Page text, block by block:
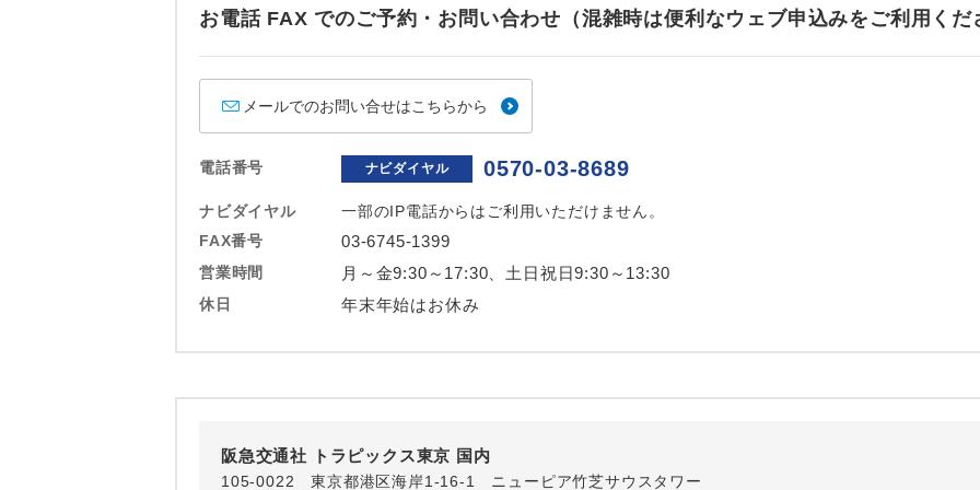
お電話 FAX でのご予約・お問い合わせ（混雑時は便利なウェブ申込みをご利用くだ
メールでのお問い合せはこちらから
電話番号 ナビダイヤル 0570-03-8689
ナビダイヤル
一部のIP電話からはご利用いただけません。
FAX番号
03-6745-1399
営業時間 月～金9:30～17:30、土日祝日9:30～13:30
休日 年末年始はお休み
阪急交通社 トラピックス東京 国内
105-0022 東京都港区海岸1-16-1 ニューピア竹芝サウスタワー
ホテル指定 ご紹介するホテルを指定したコースです。